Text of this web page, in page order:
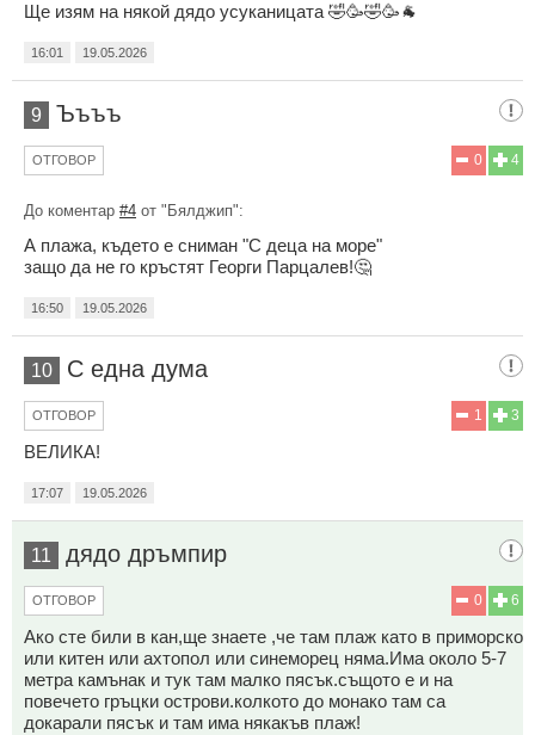
Ще изям на някой дядо усуканицата 🤣🥳🤣🥳🐐
16:01 19.05.2026
9 Ъъъъ
4
0
ОТГОВОР
До коментар #4 от "Бялджип":
А плажа, където е сниман "С деца на море"
защо да не го кръстят Георги Парцалев!🤔
16:50 19.05.2026
10 С една дума
3
1
ОТГОВОР
ВЕЛИКА!
17:07 19.05.2026
11 дядо дръмпир
6
0
ОТГОВОР
Ако сте били в кан,ще знаете ,че там плаж като в приморско
или китен или ахтопол или синеморец няма.Има около 5-7
метра камънак и тук там малко пясък.същото е и на
повечето гръцки острови.колкото до монако там са
докарали пясък и там има някакъв плаж!